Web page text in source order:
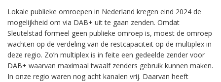
Lokale publieke omroepen in Nederland kregen eind 2024 de
mogelijkheid om via DAB+ uit te gaan zenden. Omdat
Sleutelstad formeel geen publieke omroep is, moest de omroep
wachten op de verdeling van de restcapaciteit op de multiplex in
deze regio. Zo’n multiplex is in feite een gedeelde zender voor
DAB+ waarvan maximaal twaalf zenders gebruik kunnen maken.
In onze regio waren nog acht kanalen vrij. Daarvan heeft